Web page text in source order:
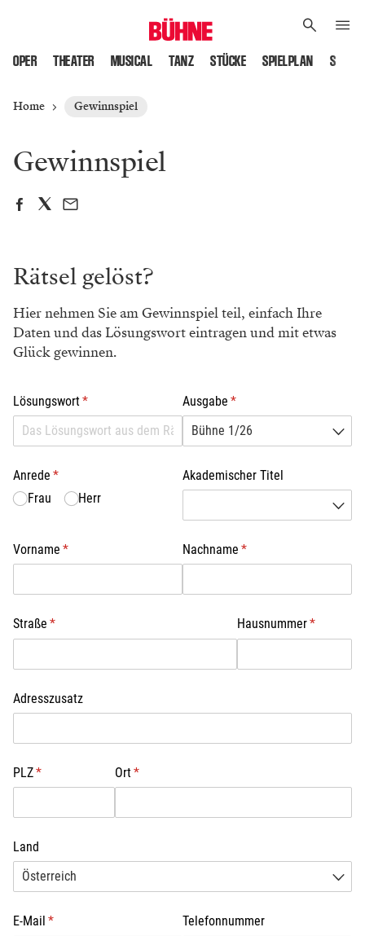
OPER THEATER MUSICAL TANZ STÜCKE SPIELPLAN
Home Gewinnspiel
Gewinnspiel
Rätsel gelöst?
Hier nehmen Sie am Gewinnspiel teil, einfach Ihre
Daten und das Lösungswort eintragen und mit etwas
Glück gewinnen.
Lösungswort*
(erforderlich) Ausgabe *
(erforderlich)
Anrede *
(erforderlich)
Frau
Herr
Akademischer Titel
Vorname *
(erforderlich) Nachname *
(erforderlich)
Straße *
(erforderlich) Hausnummer*
Adresszusatz
PLZ*
(erforderlich) Ort*
(erforderlich)
Land
E-Mail *
(erforderlich) Telefonnummer